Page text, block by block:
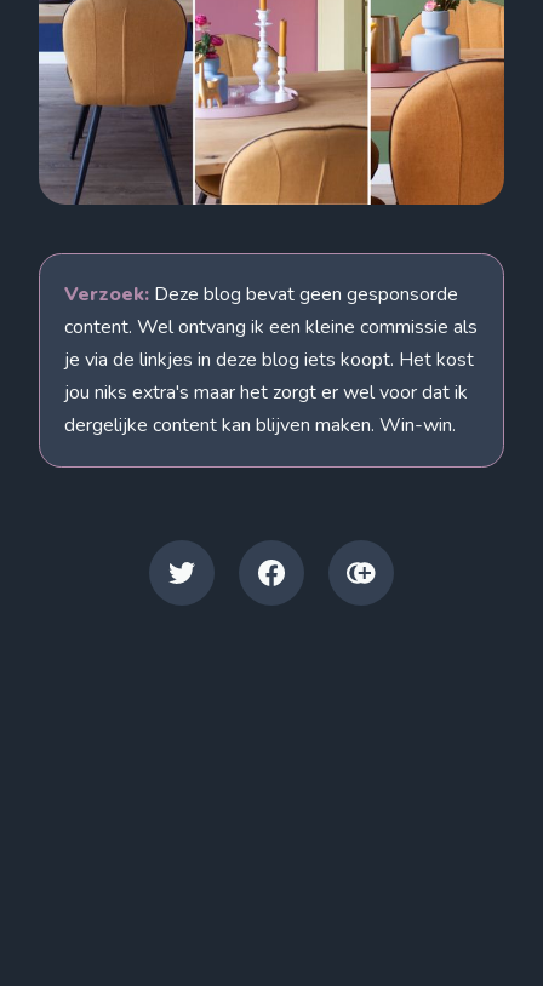
Verzoek: Deze blog bevat geen gesponsorde
content. Wel ontvang ik een kleine commissie als
je via de linkjes in deze blog iets koopt. Het kost
jou niks extra's maar het zorgt er wel voor dat ik
dergelijke content kan blijven maken. Win-win.